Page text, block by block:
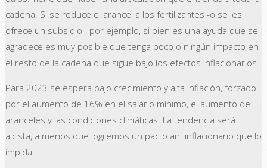
cadena. Si se reduce el arancel a los fertilizantes -o se les
ofrece un subsidio-, por ejemplo, si bien es una ayuda que se
agradece es muy posible que tenga poco o ningún impacto en
el resto de la cadena que sigue bajo los efectos inflacionarios.
Para 2023 se espera bajo crecimiento y alta inflación, forzado
por el aumento de 16% en el salario mínimo, el aumento de
aranceles y las condiciones climáticas. La tendencia será
alcista, a menos que logremos un pacto antiinflacionario que lo
impida.